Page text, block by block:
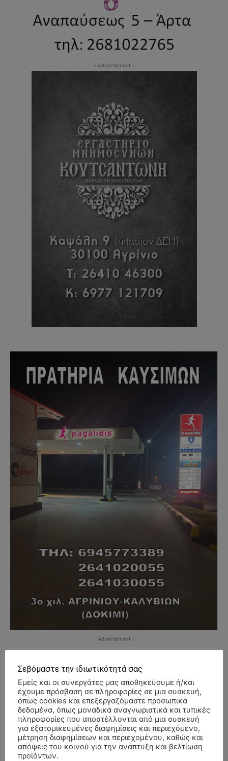
- Advertisment -
- Advertisment -
Σεβόμαστε την ιδιωτικότητά σας
Εμείς και οι συνεργάτες μας αποθηκεύουμε ή/και
έχουμε πρόσβαση σε πληροφορίες σε μια συσκευή,
όπως cookies και επεξεργαζόμαστε προσωπικά
δεδομένα, όπως μοναδικά αναγνωριστικά και τυπικές
πληροφορίες που αποστέλλονται από μια συσκευή
για εξατομικευμένες διαφημίσεις και περιεχόμενο,
μέτρηση διαφημίσεων και περιεχομένου, καθώς και
απόψεις του κοινού για την ανάπτυξη και βελτίωση
προϊόντων.